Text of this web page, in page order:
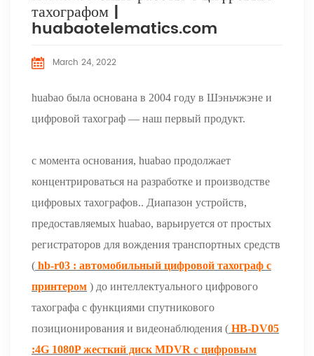
тахографом |
huabaotelematics.com
March 24, 2022
huabao была основана в 2004 году в Шэньчжэне и
цифровой тахограф — наш первый продукт.
с момента основания, huabao продолжает
концентрироваться на разработке и производстве
цифровых тахографов.. Диапазон устройств,
предоставляемых huabao, варьируется от простых
регистраторов для вождения транспортных средств
( hb-r03 : автомобильный цифровой тахограф с
принтером ) до интеллектуального цифрового
тахографа с функциями спутникового
позиционирования и видеонаблюдения ( HB-DV05
:4G 1080P жесткий диск MDVR с цифровым